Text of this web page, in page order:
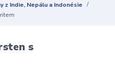
z Indie, Nepálu a Indonésie
s